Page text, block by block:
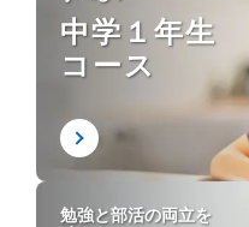
中学１年生
コース
勉強と部活の両立を